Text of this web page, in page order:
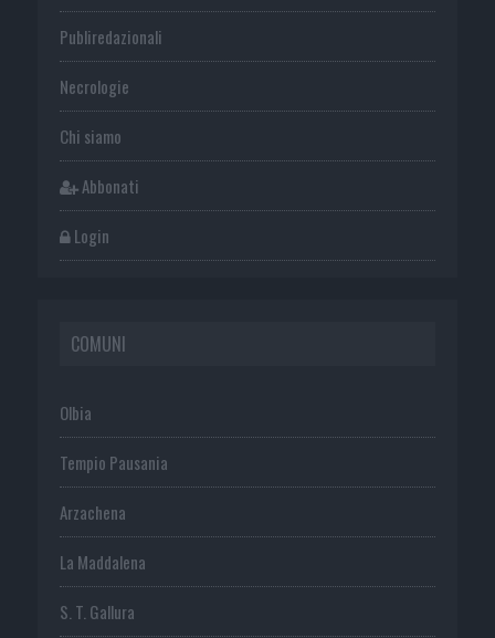
Publiredazionali
Necrologie
Chi siamo
Abbonati
Login
COMUNI
Olbia
Tempio Pausania
Arzachena
La Maddalena
S. T. Gallura